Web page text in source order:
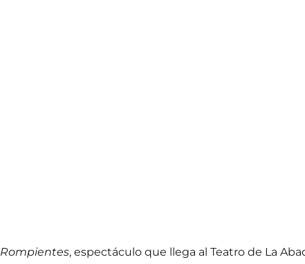
Rompientes, espectáculo que llega al Teatro de La